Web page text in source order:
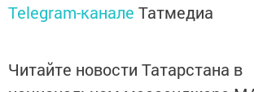
Telegram-канале Татмедиа
Читайте новости Татарстана в